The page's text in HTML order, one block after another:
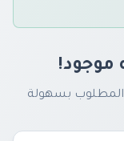
موجود!
المطلوب بسهولة